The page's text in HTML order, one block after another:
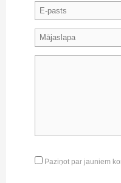
Paziņot par jauniem